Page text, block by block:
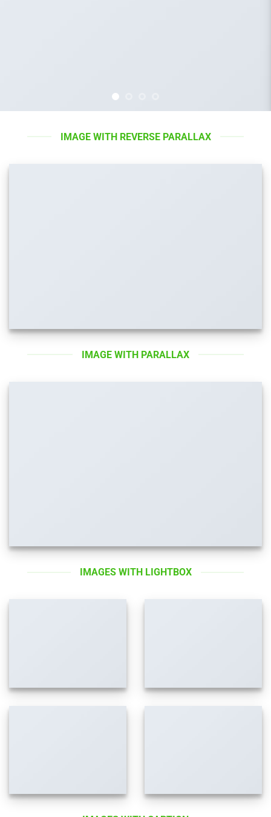
IMAGE WITH REVERSE PARALLAX
IMAGE WITH PARALLAX
IMAGES WITH LIGHTBOX